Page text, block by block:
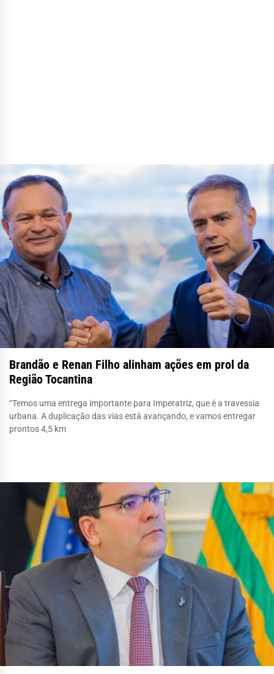
Brandão e Renan Filho alinham ações em prol da
Região Tocantina
“Temos uma entrega importante para Imperatriz, que é a travessia
urbana. A duplicação das vias está avançando, e vamos entregar
prontos 4,5 km